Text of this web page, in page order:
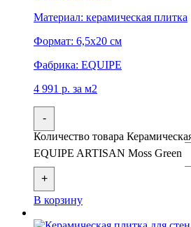
Материал: керамическая плитка
Формат: 6,5x20 см
Фабрика: EQUIPE
4 991 р. за м2
-
Количество товара
EQUIPE ARTISAN Moss Green
+
В корзину